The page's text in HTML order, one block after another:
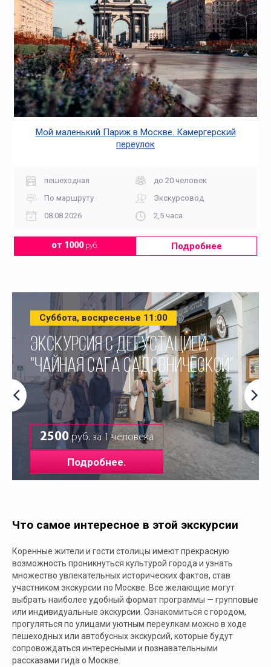
Мой маленький Париж в Москве. Камергерский
переулок
пешеходная
до 20 человек
По маршруту
Экскурсовод
08.08.2026
2,5 часа
от 1000руб. Подробнее
Суббота, воскресенье 11:00
ЭКСКУРСИЯ С ДЕГУСТАЦИЕЙ:
"ЧАЙНАЯ САГА САДОВНИЧЕСКОЙ"
2500руб. за 1 человека
Подробнее.
Что самое интересное в этой экскурсии
Коренные жители и гости столицы имеют прекрасную
возможность проникнуться культурой города и узнать
множество увлекательных исторических фактов, став
участником экскурсии по Москве. Все желающие могут
выбрать наиболее удобный формат программы — групповые
или индивидуальные экскурсии. Ознакомиться с городом,
прогуляться по улицами уютным переулкам можно в ходе
пешеходных или автобусных экскурсий, которые будут
сопровождаться интересными и познавательными
рассказами гида о Москве.